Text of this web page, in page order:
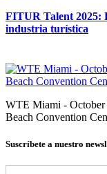
FITUR Talent 2025:
industria turística
WTE Miami -
Beach Convention
Suscríbete a nuestro